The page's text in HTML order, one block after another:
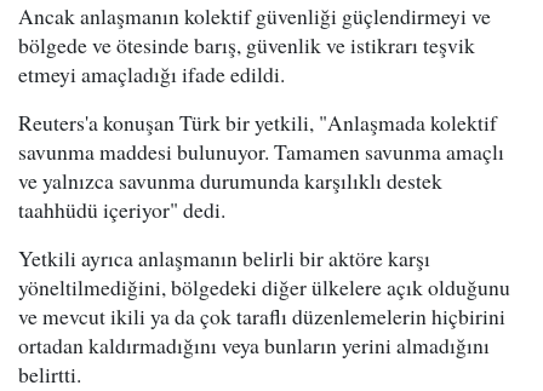
Ancak anlaşmanın kolektif güvenliği güçlendirmeyi ve
bölgede ve ötesinde barış, güvenlik ve istikrarı teşvik
etmeyi amaçladığı ifade edildi.
Reuters'a konuşan Türk bir yetkili, "Anlaşmada kolektif
savunma maddesi bulunuyor. Tamamen savunma amaçlı
ve yalnızca savunma durumunda karşılıklı destek
taahhüdü içeriyor" dedi.
Yetkili ayrıca anlaşmanın belirli bir aktöre karşı
yöneltilmediğini, bölgedeki diğer ülkelere açık olduğunu
ve mevcut ikili ya da çok taraflı düzenlemelerin hiçbirini
ortadan kaldırmadığını veya bunların yerini almadığını
belirtti.